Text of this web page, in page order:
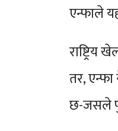
एन्फाले
तर, एन्फा
छ-जसले